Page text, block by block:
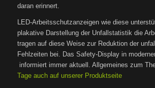
daran erinnert.
LED-Arbeitsschutzanzeigen wie diese
plakative Darstellung der Unfallstatistik die
tragen auf diese Weise zur Reduktion der
Fehlzeiten bei. Das Safety-Display in
informiert immer aktuell. Allgemeines zum
Tage auch auf unserer Produktseite